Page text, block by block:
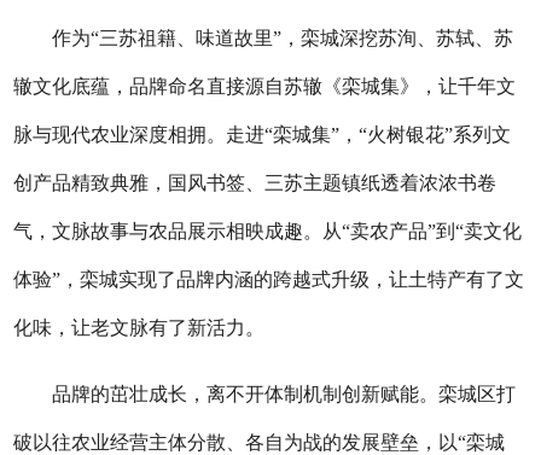
作为“三苏祖籍、味道故里”，栾城深挖苏洵、苏轼、苏
辙文化底蕴，品牌命名直接源自苏辙《栾城集》，让千年文
脉与现代农业深度相拥。走进“栾城集”，“火树银花”系列文
创产品精致典雅，国风书签、三苏主题镇纸透着浓浓书卷
气，文脉故事与农品展示相映成趣。从“卖农产品”到“卖文化
体验”，栾城实现了品牌内涵的跨越式升级，让土特产有了文
化味，让老文脉有了新活力。
品牌的茁壮成长，离不开体制机制创新赋能。栾城区打
破以往农业经营主体分散、各自为战的发展壁垒，以“栾城